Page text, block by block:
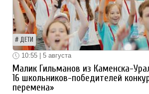
ДЕТИ
10:55 | 5 августа
Малик Гильманов из Каменска-
16 школьников-победителей
перемена»